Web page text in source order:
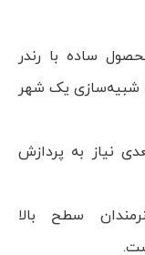
ساده با رندر
شبیه‌سازی یک شهر
نیاز به پردازش
سطح بالا